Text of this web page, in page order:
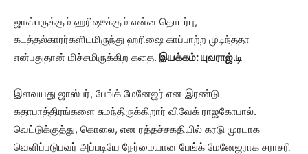
ஜாஸ்பருக்கும் ஹரிஷுக்கும் என்ன தொடர்பு,
கடத்தல்காரர்களிடமிருந்து ஹரிஷை காப்பாற்ற முடிந்ததா
என்பதுதான் மிச்சமிருக்கிற கதை. இயக்கம்: யுவராஜ்.டி
இளவயது ஜாஸ்பர், பேங்க் மேனேஜர் என இரண்டு
கதாபாத்திரங்களை சுமந்திருக்கிறார் விவேக் ராஜகோபால்.
வெட்டுக்குத்து, கொலை, என ரத்தச்சகதியில் கரடு முரடாக
வெளிப்படுபவர் அப்படியே நேர்மையான பேங்க் மேனேஜராக சராசரி